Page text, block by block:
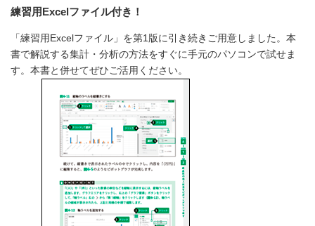
練習用Excelファイル付き！
「練習用Excelファイル」を第1版に引き続きご用意しました。本
書で解説する集計・分析の方法をすぐに手元のパソコンで試せま
す。本書と併せてぜひご活用ください。